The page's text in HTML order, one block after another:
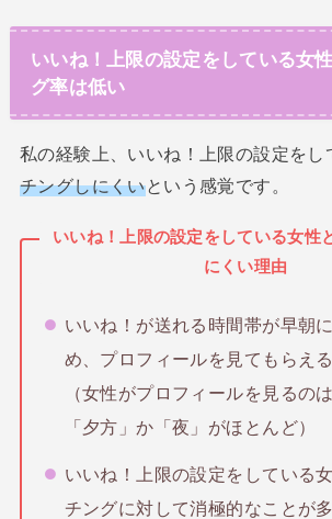
いいね！上限の設定をしている女
グ率は低い
私の経験上、いいね！上限の設定をし
チングしにくいという感覚です。
いいね！上限の設定をしている女性
にくい理由
いいね！が送れる時間帯が早朝
め、プロフィールを見てもらえ
（女性がプロフィールを見るの
「夕方」か「夜」がほとんど）
いいね！上限の設定をしている
チングに対して消極的なことが